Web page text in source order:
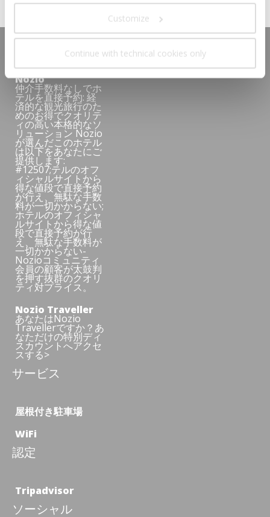
Customize
Continue with technical cookies only
メンバー
Nozio
仲介手数料なしでホ
テルを直接予約: 経
済的な観光旅行のた
めのお得でクオリテ
ィの高い本格的なソ
リューション Nozio
が選んだこのホテル
は以下をあなたにご
提供します:
#12507;テルのオフ
ィシャルサイトから
得な値段で直接予約
が行え、無駄な手数
料が一切かからない;
ホテルのオフィシャ
ルサイトから得な値
段で直接予約が行
え、無駄な手数料が
一切かからない-
Nozioコミュニティ
会員の顧客が太鼓判
を押す抜群のクオリ
ティ対プライス。
Nozio Traveller
あなたはNozio
Travellerですか？あ
なただけの特別ディ
スカウントへアクセ
スする>
サービス
屋根付き駐車場
WiFi
認定
Tripadvisor
ソーシャル